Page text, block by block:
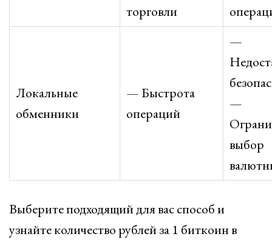
торговли
Локальные
обменники
— Быстрота
операций
—
—
выбор
Выберите подходящий для вас способ и
узнайте количество рублей за 1 биткоин в